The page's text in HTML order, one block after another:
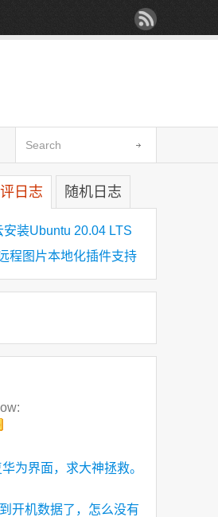
日志 随机日志
安装Ubuntu 20.04 LTS
程图片本地化插件支持
为界面，求大神拯救。
开机数据了，怎么没有